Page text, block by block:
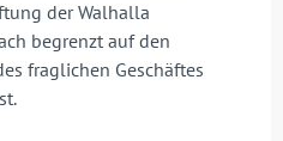
der Walhalla
begrenzt auf den
fraglichen Geschäftes